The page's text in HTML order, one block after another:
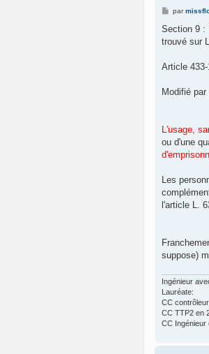
M
s
a
par
Section 9 :
trouvé sur
Article
Modifié
L'usage,
ou d'une
Les
l'article L.
suppose)
Ingénieur
Lauréate:
CC
CC TTP2 en
CC Ingénieur